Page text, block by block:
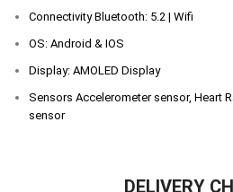
Connectivity Bluetooth: 5.2 | Wifi
OS: Android & IOS
Display: AMOLED Display
Sensors Accelerometer sensor, Heart
sensor
DELIVERY